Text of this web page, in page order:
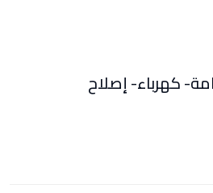
كهرباء- إصلاح